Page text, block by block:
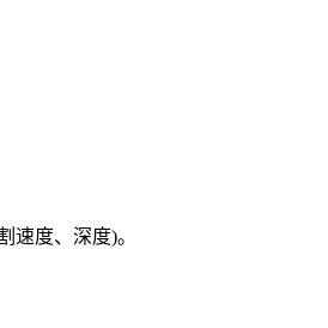
速度、深度)。